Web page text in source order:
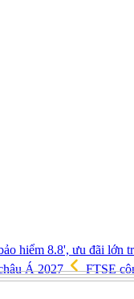
hiểm 8.8', ưu đãi lớn
Á 2027
FTSE